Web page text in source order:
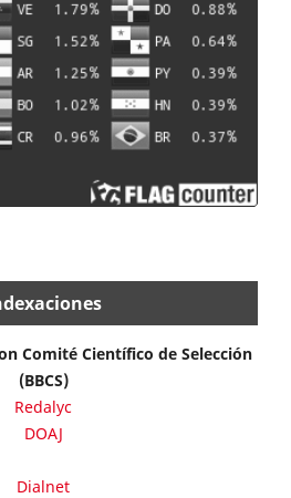
Comité Científico de Selección
(BBCS)
Redalyc
DOAJ
Dialnet